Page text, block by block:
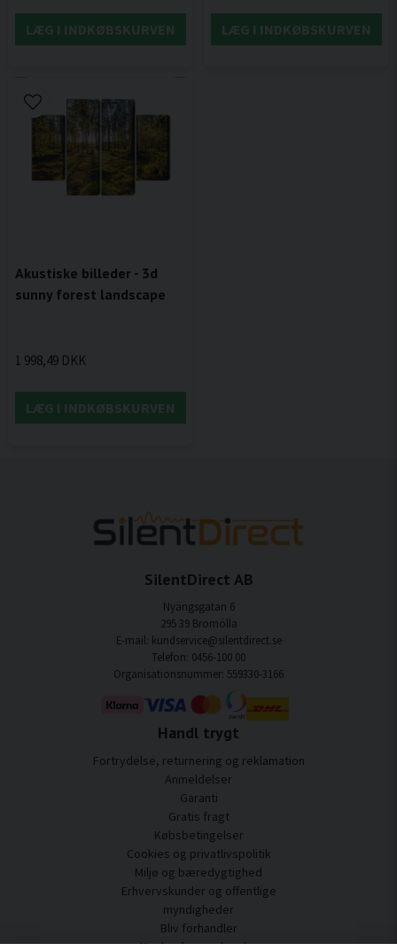
LÆG I INDKØBSKURVEN LÆG I INDKØBSKURVEN
Akustiske billeder - 3d
sunny forest landscape
1 998,49 DKK
LÆG I INDKØBSKURVEN
SilentDirect AB
Nyängsgatan 6
295 39 Bromölla
E-mail: kundservice@silentdirect.se
Telefon: 0456-100 00
Organisationsnummer: 559330-3166
Handl trygt
Fortrydelse, returnering og reklamation
Anmeldelser
Garanti
Gratis fragt
Købsbetingelser
Cookies og privatlivspolitik
Miljø og bæredygtighed
Erhvervskunder og offentlige
myndigheder
Bliv forhandler
Nogle af vores kunder